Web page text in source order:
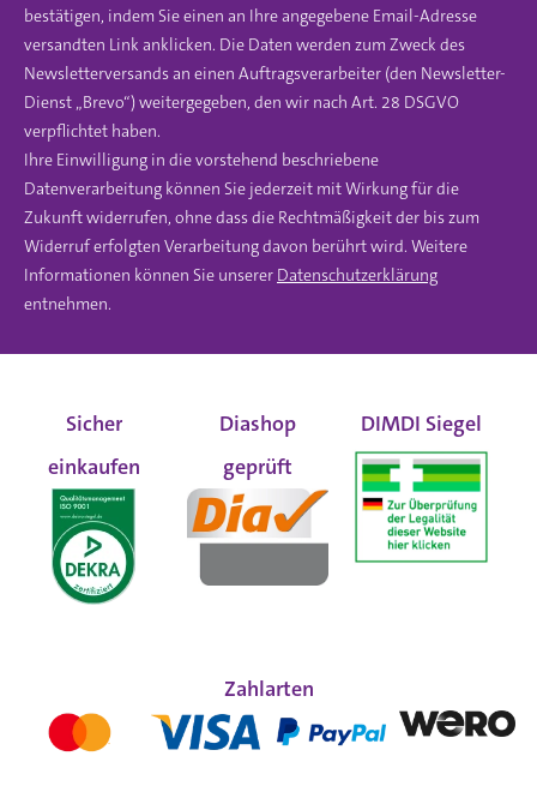
bestätigen, indem Sie einen an Ihre angegebene Email-Adresse
versandten Link anklicken. Die Daten werden zum Zweck des
Newsletterversands an einen Auftragsverarbeiter (den Newsletter-
Dienst „Brevo“) weitergegeben, den wir nach Art. 28 DSGVO
verpflichtet haben.
Ihre Einwilligung in die vorstehend beschriebene
Datenverarbeitung können Sie jederzeit mit Wirkung für die
Zukunft widerrufen, ohne dass die Rechtmäßigkeit der bis zum
Widerruf erfolgten Verarbeitung davon berührt wird. Weitere
Informationen können Sie unserer Datenschutzerklärung
entnehmen.
Sicher
einkaufen
Diashop
geprüft
DIMDI Siegel
Zahlarten